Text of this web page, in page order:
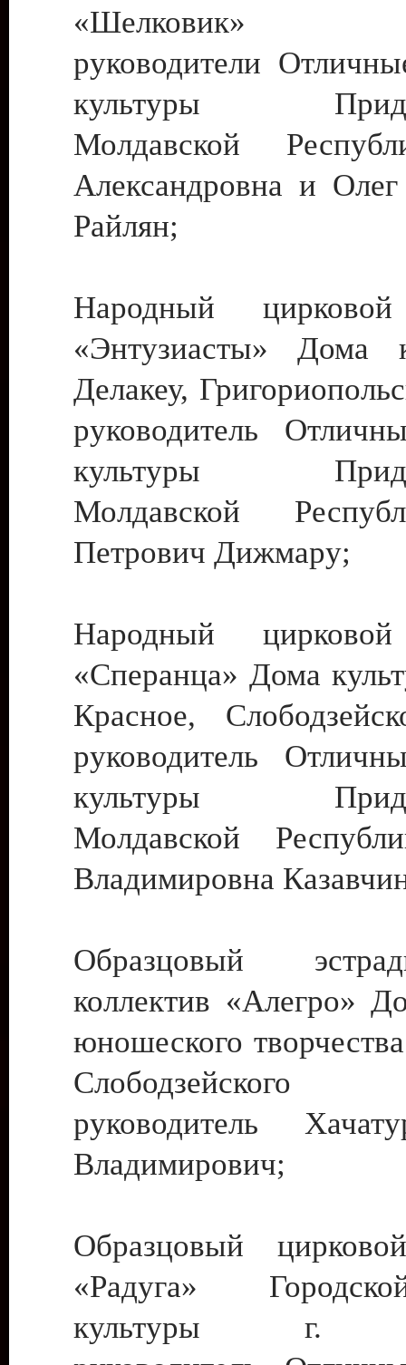
«Шелковик»
руководители
культуры
Молдавской
Александровна и
Райлян;
Народный цирковой
«Энтузиасты» Дома
Делакеу,
руководитель
культуры
Молдавской
Петрович Дижмару;
Народный цирковой
«Сперанца» Дома
Красное,
руководитель
культуры
Молдавской
Владимировна
Образцовый
коллектив «Алегро»
юношеского
руководитель
Владимирович;
Образцовый
«Радуга»
культуры г.